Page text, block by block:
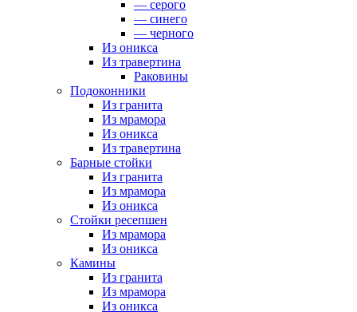
— серого
— синего
— черного
Из оникса
Из травертина
Раковины
Подоконники
Из гранита
Из мрамора
Из оникса
Из травертина
Барные стойки
Из гранита
Из мрамора
Из оникса
Стойки ресепшен
Из мрамора
Из оникса
Камины
Из гранита
Из мрамора
Из оникса